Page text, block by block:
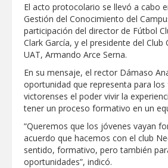
Felicitó Carlos
egresados de la
de Tamaulipas
GOBIERNO DE
CANTUROSAS
GARANTIZAR UN
AGUA POTABLE
Facilita DIF
credencial y
personas con
CARMEN LILIA
CONSOLIDA A
REFERENTE DE
El acto protocolario se llevó a cabo
Gestión del Conocimiento del
participación del director de Fútbol
Clark García, y el presidente del Club
UAT, Armando Arce Serna.
En su mensaje, el rector Dámaso
oportunidad que representa para
victorenses el poder vivir la
tener un proceso formativo en un
“Queremos que los jóvenes vayan
acuerdo que hacemos con el club
sentido, formativo, pero también
oportunidades”, indicó.